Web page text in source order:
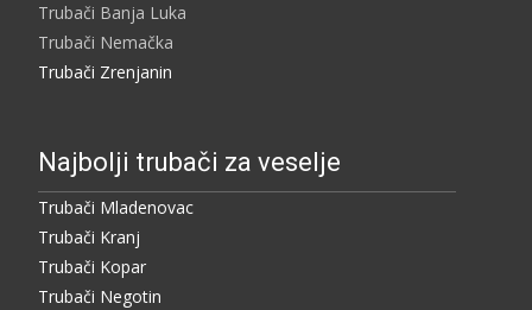
Trubači Banja Luka
Trubači Nemačka
Trubači Zrenjanin
Najbolji trubači za veselje
Trubači Mladenovac
Trubači Kranj
Trubači Kopar
Trubači Negotin